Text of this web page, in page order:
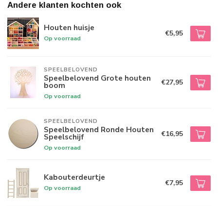
Andere klanten kochten ook
Houten huisje
Op voorraad
€5,95
SPEELBELOVEND
Speelbelovend Grote houten
boom
Op voorraad
€27,95
SPEELBELOVEND
Speelbelovend Ronde Houten
Speelschijf
Op voorraad
€16,95
Kabouterdeurtje
Op voorraad
€7,95